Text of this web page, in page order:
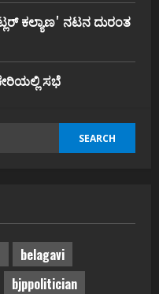
ಕಲ್ಯಾಣʼ ನಟನ ದುರಂತ
ಸಭೆ
belagavi
bjppolitician